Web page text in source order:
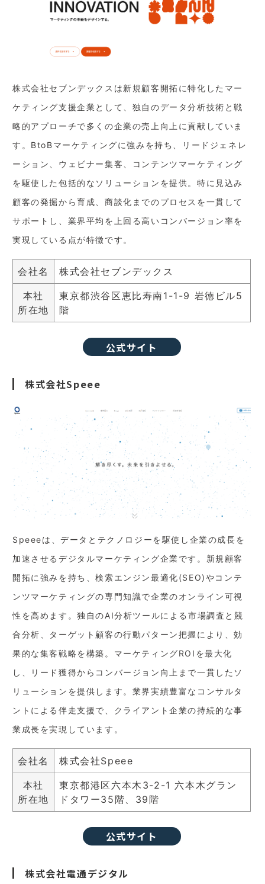
株式会社セブンデックスは新規顧客開拓に特化したマー
ケティング支援企業として、独自のデータ分析技術と戦
略的アプローチで多くの企業の売上向上に貢献していま
す。BtoBマーケティングに強みを持ち、リードジェネレ
ーション、ウェビナー集客、コンテンツマーケティング
を駆使した包括的なソリューションを提供。特に見込み
顧客の発掘から育成、商談化までのプロセスを一貫して
サポートし、業界平均を上回る高いコンバージョン率を
実現している点が特徴です。
会社名 株式会社セブンデックス
本社
所在地
東京都渋谷区恵比寿南1-1-9 岩徳ビル5
階
公式サイト
株式会社Speee
Speeeは、データとテクノロジーを駆使し企業の成長を
加速させるデジタルマーケティング企業です。新規顧客
開拓に強みを持ち、検索エンジン最適化(SEO)やコンテ
ンツマーケティングの専門知識で企業のオンライン可視
性を高めます。独自のAI分析ツールによる市場調査と競
合分析、ターゲット顧客の行動パターン把握により、効
果的な集客戦略を構築。マーケティングROIを最大化
し、リード獲得からコンバージョン向上まで一貫したソ
リューションを提供します。業界実績豊富なコンサルタ
ントによる伴走支援で、クライアント企業の持続的な事
業成長を実現しています。
会社名 株式会社Speee
本社
所在地
東京都港区六本木3-2-1 六本木グラン
ドタワー35階、39階
公式サイト
株式会社電通デジタル